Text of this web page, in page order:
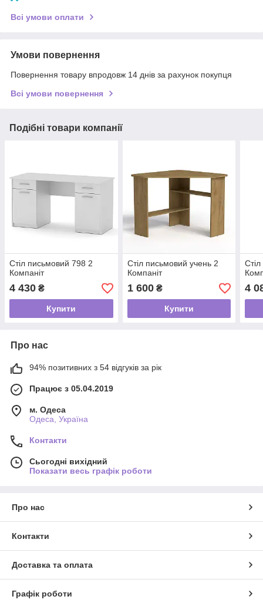
Всі умови оплати
Умови повернення
Повернення товару впродовж 14 днів за рахунок покупця
Всі умови повернення
Подібні товари компанії
Стіл письмовий 798 2
Компаніт
4 430 ₴
Купити
Стіл письмовий учень 2
Компаніт
1 600₴
Купити
4
Про нас
94% позитивних з 54 відгуків за рік
Працює з 05.04.2019
м. Одеса
Одеса, Україна
Контакти
Сьогодні вихідний
Показати весь графік роботи
Про нас
Контакти
Доставка та оплата
Графік роботи